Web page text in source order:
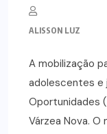
ALISSON LUZ
A mobilização
adolescentes e
Oportunidades
Várzea Nova. O